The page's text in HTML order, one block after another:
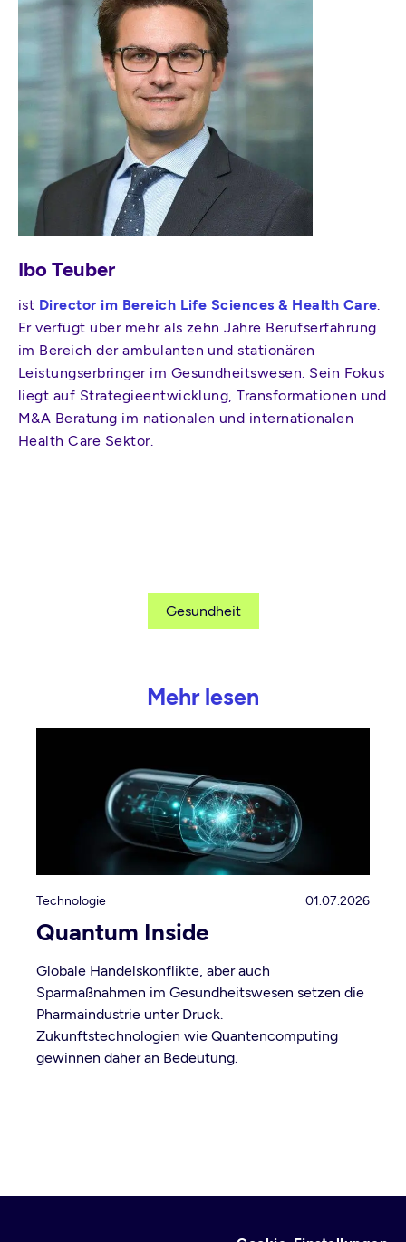
Ibo Teuber
ist Director im Bereich Life Sciences & Health Care.
Er verfügt über mehr als zehn Jahre Berufserfahrung
im Bereich der ambulanten und stationären
Leistungserbringer im Gesundheitswesen. Sein Fokus
liegt auf Strategieentwicklung, Transformationen und
M&A Beratung im nationalen und internationalen
Health Care Sektor.
Gesundheit
Mehr lesen
Technologie 01.07.2026
Quantum Inside
Globale Handelskonflikte, aber auch
Sparmaßnahmen im Gesundheitswesen setzen die
Pharmaindustrie unter Druck.
Zukunftstechnologien wie Quantencomputing
gewinnen daher an Bedeutung.